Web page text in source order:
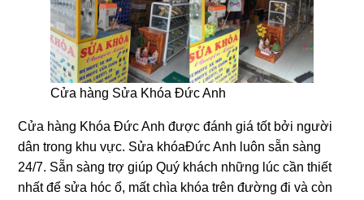
Cửa hàng Sửa Khóa Đức Anh
Cửa hàng Khóa Đức Anh được đánh giá tốt bởi người
dân trong khu vực. Sửa khóaĐức Anh luôn sẵn sàng
24/7. Sẵn sàng trợ giúp Quý khách những lúc cần thiết
nhất để sửa hóc ổ, mất chìa khóa trên đường đi và còn